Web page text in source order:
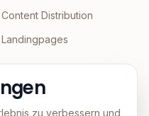
Content Distribution
Landingpages
zu verbessern und